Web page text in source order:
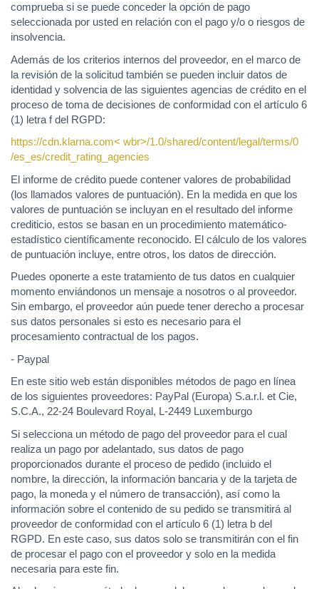
comprueba si se puede conceder la opción de pago
seleccionada por usted en relación con el pago y/o o riesgos de
insolvencia.
Además de los criterios internos del proveedor, en el marco de
la revisión de la solicitud también se pueden incluir datos de
identidad y solvencia de las siguientes agencias de crédito en el
proceso de toma de decisiones de conformidad con el artículo 6
(1) letra f del RGPD:
https://cdn.klarna.com< wbr>/1.0/shared/content/legal/terms/0
/es_es/credit_rating_agencies
El informe de crédito puede contener valores de probabilidad
(los llamados valores de puntuación). En la medida en que los
valores de puntuación se incluyan en el resultado del informe
crediticio, estos se basan en un procedimiento matemático-
estadístico científicamente reconocido. El cálculo de los valores
de puntuación incluye, entre otros, los datos de dirección.
Puedes oponerte a este tratamiento de tus datos en cualquier
momento enviándonos un mensaje a nosotros o al proveedor.
Sin embargo, el proveedor aún puede tener derecho a procesar
sus datos personales si esto es necesario para el
procesamiento contractual de los pagos.
- Paypal
En este sitio web están disponibles métodos de pago en línea
de los siguientes proveedores: PayPal (Europa) S.a.r.l. et Cie,
S.C.A., 22-24 Boulevard Royal, L-2449 Luxemburgo
Si selecciona un método de pago del proveedor para el cual
realiza un pago por adelantado, sus datos de pago
proporcionados durante el proceso de pedido (incluido el
nombre, la dirección, la información bancaria y de la tarjeta de
pago, la moneda y el número de transacción), así como la
información sobre el contenido de su pedido se transmitirá al
proveedor de conformidad con el artículo 6 (1) letra b del
RGPD. En este caso, sus datos solo se transmitirán con el fin
de procesar el pago con el proveedor y solo en la medida
necesaria para este fin.